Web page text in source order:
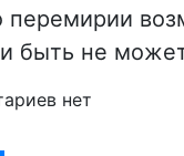
перемирии
и быть не
нет